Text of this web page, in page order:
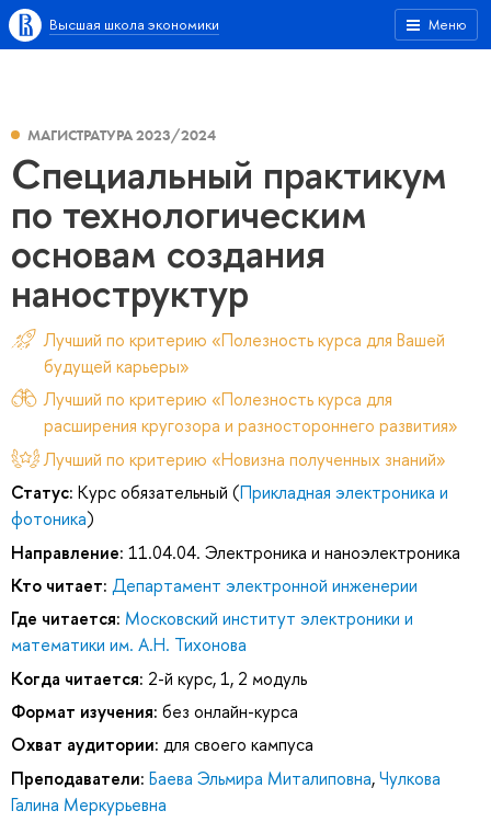
Меню
Высшая школа экономики
МАГИСТРАТУРА 2023/2024
Специальный практикум
по технологическим
основам создания
наноструктур
Лучший по критерию «Полезность курса для Вашей
будущей карьеры»
Лучший по критерию «Полезность курса для
расширения кругозора и разностороннего развития»
Лучший по критерию «Новизна полученных знаний»
Статус: Курс обязательный (Прикладная электроника и
фотоника)
Направление: 11.04.04. Электроника и наноэлектроника
Кто читает: Департамент электронной инженерии
Где читается: Московский институт электроники и
математики им. А.Н. Тихонова
Когда читается: 2-й курс, 1, 2 модуль
Формат изучения: без онлайн-курса
Охват аудитории: для своего кампуса
Преподаватели: Баева Эльмира Миталиповна,Чулкова
Галина Меркурьевна